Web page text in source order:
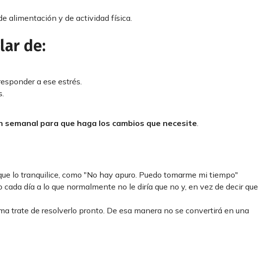
alimentación y de actividad física.
de:
a ese estrés.
para que haga los cambios que necesite.
lo tranquilice, como "No hay apuro. Puedo tomarme mi tiempo"
día a lo que normalmente no le diría que no y, en vez de decir que
trate de resolverlo pronto. De esa manera no se convertirá en una